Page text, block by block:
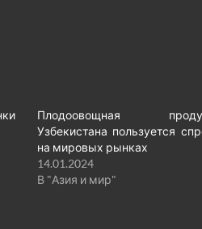
Плодоовощная
Узбекистана пользуется
на мировых рынках
14.01.2024
В "Азия и мир"